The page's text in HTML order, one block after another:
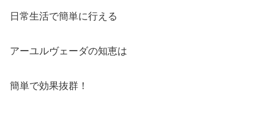
日常生活で簡単に行える
アーユルヴェーダの知恵は
簡単で効果抜群！